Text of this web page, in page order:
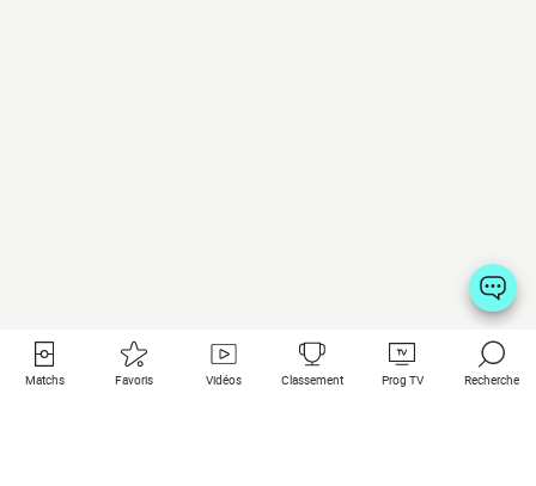
Matchs Favoris Vidéos Classement Prog TV Recherche